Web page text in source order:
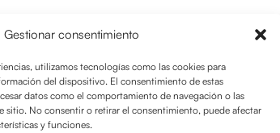
Gestionar consentimiento
utilizamos tecnologías como las cookies para
del dispositivo. El consentimiento de estas
datos como el comportamiento de navegación o las
sitio. No consentir o retirar el consentimiento, puede afectar
y funciones.